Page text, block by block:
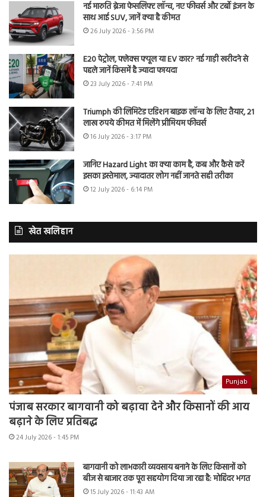
नई मारुति ब्रेजा फेसलिफ्ट लॉन्च, नए फीचर्स और टर्बो इंजन के
साथ आई SUV, जानें क्या है कीमत
26 July 2026 - 3:56 PM
E20 पेट्रोल, फ्लेक्स फ्यूल या EV कार? नई गाड़ी खरीदने से
पहले जानें किसमें है ज्यादा फायदा
23 July 2026 - 7:41 PM
Triumph की लिमिटेड एडिशन बाइक लॉन्च के लिए तैयार, 21
लाख रुपये कीमत में मिलेंगे प्रीमियम फीचर्स
16 July 2026 - 3:17 PM
जानिए Hazard Light का क्या काम है, कब और कैसे करें
इसका इस्तेमाल, ज्यादातर लोग नहीं जानते सही तरीका
12 July 2026 - 6:14 PM
खेत खलिहान
Punjab
पंजाब सरकार बागवानी को बढ़ावा देने और किसानों की आय
बढ़ाने के लिए प्रतिबद्ध
24 July 2026 - 1:45 PM
बागवानी को लाभकारी व्यवसाय बनाने के लिए किसानों को
बीज से बाजार तक पूरा सहयोग दिया जा रहा है: मोहिंदर भगत
15 July 2026 - 11:43 AM